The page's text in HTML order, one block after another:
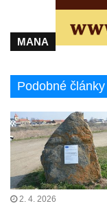
MANA
Podobné články
2. 4. 2026